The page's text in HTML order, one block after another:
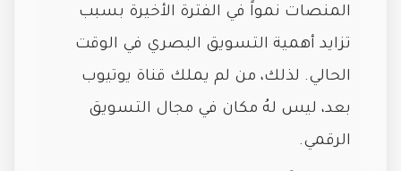
المنصات نمواً في الفترة الأخيرة بسبب
تزايد أهمية التسويق البصري في الوقت
الحالي. لذلك، من لم يملك قناة يوتيوب
بعد، ليس لهُ مكان في مجال التسويق
الرقمي.